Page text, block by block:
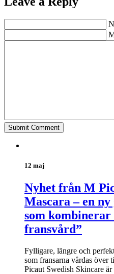
12 maj
Nyhet från M
Mascara – en
som kombinerar
fransvård”
Fylligare, längre och
som fransarna vårdas
Picaut Swedish Skincare